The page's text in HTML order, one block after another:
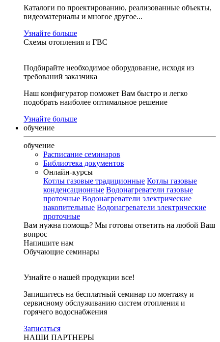
Каталоги по проектированию, реализованные объекты,
видеоматериалы и многое другое...
Узнайте больше
Схемы отопления и ГВС
Подбирайте необходимое оборудование, исходя из
требований заказчика
Наш конфигуратор поможет Вам быстро и легко
подобрать наиболее оптимальное решение
Узнайте больше
обучение
обучение
Расписание семинаров
Библиотека документов
Онлайн-курсы
Котлы газовые традиционные Котлы газовые
конденсационные Водонагреватели газовые
проточные Водонагреватели электрические
накопительные Водонагреватели электрические
проточные
Вам нужна помощь? Мы готовы ответить на любой Ваш
вопрос
Напишите нам
Обучающие семинары
Узнайте о нашей продукции все!
Запишитесь на бесплатный семинар по монтажу и
сервисному обслуживанию систем отопления и
горячего водоснабжения
Записаться
НАШИ ПАРТНЕРЫ